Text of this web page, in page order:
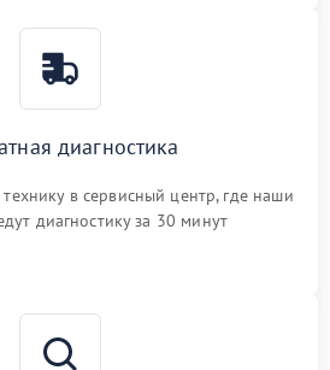
диагностика
в сервисный центр, где наши
диагностику за 30 минут